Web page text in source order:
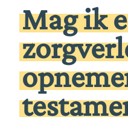
Erven & schenken
Ondernemen
Over de notaris
Mag ik